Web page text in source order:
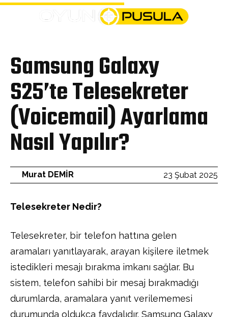
Samsung Galaxy
S25’te Telesekreter
(Voicemail) Ayarlama
Nasıl Yapılır?
23 Şubat 2025
Murat DEMİR
Telesekreter Nedir?
Telesekreter, bir telefon hattına gelen
aramaları yanıtlayarak, arayan kişilere iletmek
istedikleri mesajı bırakma imkanı sağlar. Bu
sistem, telefon sahibi bir mesaj bırakmadığı
durumlarda, aramalara yanıt verilememesi
durumunda oldukça faydalıdır. Samsung Galaxy